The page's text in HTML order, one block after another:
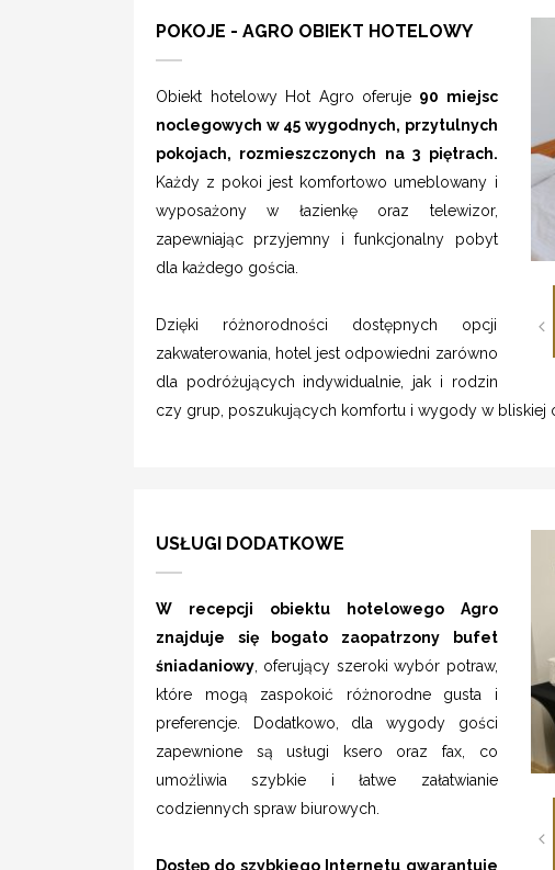
POKOJE - AGRO OBIEKT HOTELOWY
Obiekt hotelowy Hot Agro oferuje 90 miejsc
noclegowych w 45 wygodnych, przytulnych
pokojach, rozmieszczonych na 3 piętrach.
Każdy z pokoi jest komfortowo umeblowany i
wyposażony w łazienkę oraz telewizor,
zapewniając przyjemny i funkcjonalny pobyt
dla każdego gościa.
Dzięki różnorodności dostępnych opcji
zakwaterowania, hotel jest odpowiedni zarówno
dla podróżujących indywidualnie, jak i rodzin
czy grup, poszukujących komfortu i wygody w bliskiej
USŁUGI DODATKOWE
W recepcji obiektu hotelowego Agro
znajduje się bogato zaopatrzony bufet
śniadaniowy , oferujący szeroki wybór potraw,
które mogą zaspokoić różnorodne gusta i
preferencje. Dodatkowo, dla wygody gości
zapewnione są usługi ksero oraz fax, co
umożliwia szybkie i łatwe załatwianie
codziennych spraw biurowych.
Dostęp do szybkiego Internetu gwarantuje